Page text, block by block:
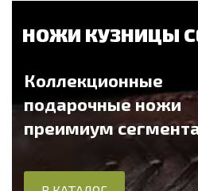
НОЖИ КУЗНИЦЫ
Коллекционные
подарочные ножи
преимиум